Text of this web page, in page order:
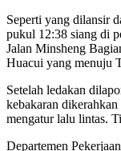
Seperti yang dilansir
pukul 12:38 siang di
Jalan Minsheng
Huacui yang menuju
Setelah ledakan
kebakaran
mengatur lalu lintas.
Departemen